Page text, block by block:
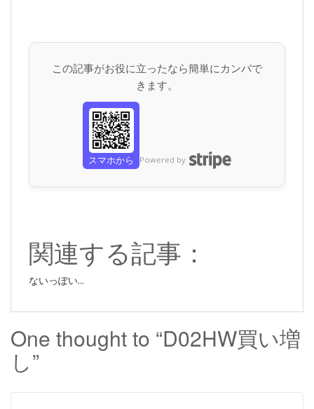
この記事がお役に立ったなら簡単にカンパで
きます。
スマホから Powered by
関連する記事：
ないっぽい...
One thought to “D02HW買い増
し”